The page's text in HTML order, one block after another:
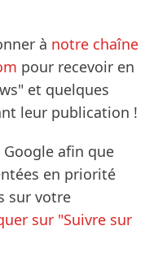
à notre chaîne
pour recevoir en
et quelques
leur publication !
afin que
en priorité
sur votre
sur "Suivre sur